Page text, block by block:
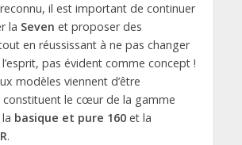
il est important de continuer
la Seven et proposer des
en réussissant à ne pas changer
pas évident comme concept !
modèles viennent d’être
constituent le cœur de la gamme
basique et pure 160et la
.